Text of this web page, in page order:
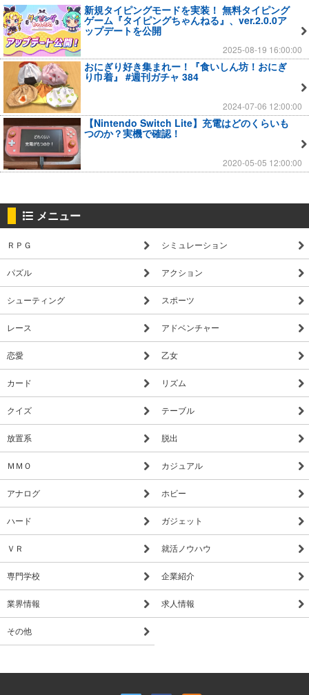
新規タイピングモードを実装！ 無料タイピング
ゲーム『タイピングちゃんねる』、ver.2.0.0ア
ップデートを公開
2025-08-19 16:00:00
おにぎり好き集まれー！『食いしん坊！おにぎ
り巾着』 #週刊ガチャ 384
2024-07-06 12:00:00
【Nintendo Switch Lite】充電はどのくらいも
つのか？実機で確認！
2020-05-05 12:00:00
メニュー
ＲＰＧ シミュレーション
パズル アクション
シューティング スポーツ
レース アドベンチャー
恋愛 乙女
カード リズム
クイズ テーブル
放置系 脱出
ＭＭＯ カジュアル
アナログ ホビー
ハード ガジェット
ＶＲ 就活ノウハウ
専門学校 企業紹介
業界情報 求人情報
その他